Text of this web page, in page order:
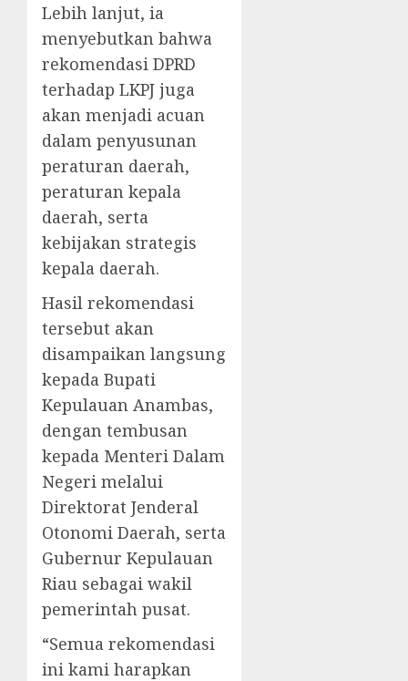
Lebih lanjut, ia
menyebutkan bahwa
rekomendasi DPRD
terhadap LKPJ juga
akan menjadi acuan
dalam penyusunan
peraturan daerah,
peraturan kepala
daerah, serta
kebijakan strategis
kepala daerah.
Hasil rekomendasi
tersebut akan
disampaikan langsung
kepada Bupati
Kepulauan Anambas,
dengan tembusan
kepada Menteri Dalam
Negeri melalui
Direktorat Jenderal
Otonomi Daerah, serta
Gubernur Kepulauan
Riau sebagai wakil
pemerintah pusat.
“Semua rekomendasi
ini kami harapkan